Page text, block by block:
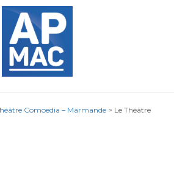
Comoedia – Marmande > Le Théâtre